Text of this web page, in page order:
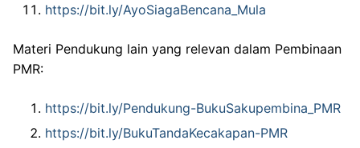
https://bit.ly/AyoSiagaBencana_Mula
Materi Pendukung lain yang relevan dalam Pembinaan
PMR:
https://bit.ly/Pendukung-BukuSakupembina_PMR
https://bit.ly/BukuTandaKecakapan-PMR